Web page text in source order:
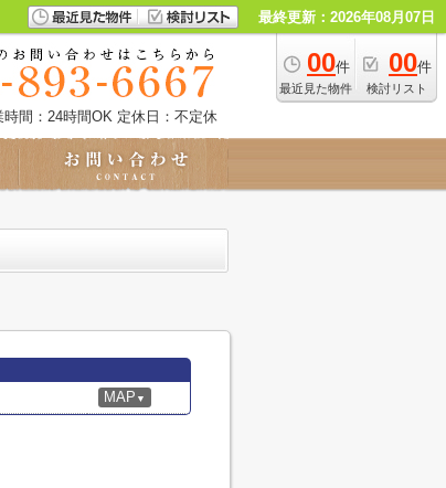
最終更新：2026年08月07日
00件
最近見た物件
00件
検討リスト
時間：24時間OK 定休日：不定休
MAP ▼